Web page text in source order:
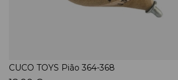
CUCO TOYS Pião 364-368